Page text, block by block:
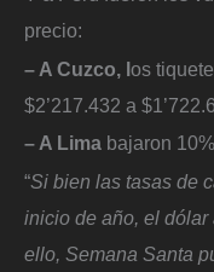
precio:
– A Cuzco, los
$2’217.432 a
– A Lima bajaron
“Si bien las tasas de
inicio de año, el
ello, Semana Santa